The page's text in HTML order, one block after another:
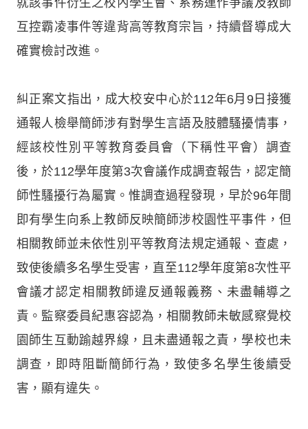
互控霸凌事件等違背高等教育宗旨，持續督導成大
確實檢討改進。
糾正案文指出，成大校安中心於112年6月9日接獲
通報人檢舉簡師涉有對學生言語及肢體騷擾情事，
經該校性別平等教育委員會（下稱性平會）調查
後，於112學年度第3次會議作成調查報告，認定簡
師性騷擾行為屬實。惟調查過程發現，早於96年間
即有學生向系上教師反映簡師涉校園性平事件，但
相關教師並未依性別平等教育法規定通報、查處，
致使後續多名學生受害，直至112學年度第8次性平
會議才認定相關教師違反通報義務、未盡輔導之
責。監察委員紀惠容認為，相關教師未敏感察覺校
園師生互動踰越界線，且未盡通報之責，學校也未
調查，即時阻斷簡師行為，致使多名學生後續受
害，顯有違失。